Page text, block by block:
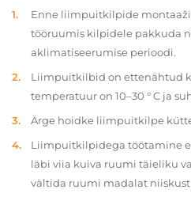
Enne liimpuitkilpide
tööruumis kilpidele pakkuda
aklimatiseerumise perioodi.
Liimpuitkilbid on ettenähtud
temperatuur on 10–30 ° C ja
Ärge hoidke liimpuitkilpe
Liimpuitkilpidega töötamine
läbi viia kuiva ruumi täieliku
vältida ruumi madalat